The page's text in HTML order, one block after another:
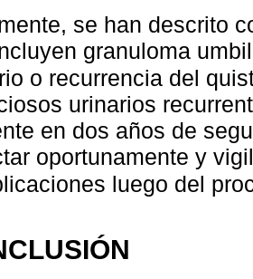
se han descrito
granuloma
o recurrencia del
urinarios
en dos años de
oportunamente y
luego del